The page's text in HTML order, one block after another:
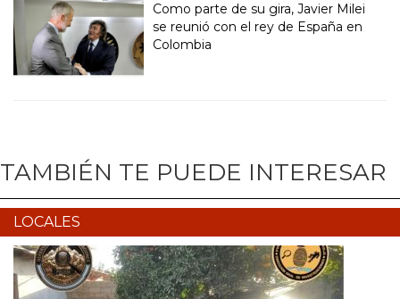
Como parte de su gira, Javier Milei
se reunió con el rey de España en
Colombia
TAMBIÉN TE PUEDE INTERESAR
LOCALES